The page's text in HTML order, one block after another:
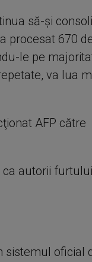
să-şi
procesat 670
le pe
va lua
AFP către
ca autorii
sistemul oficial